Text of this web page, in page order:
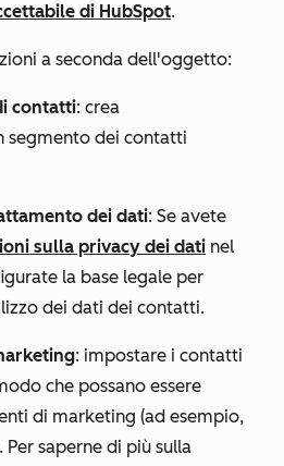
di HubSpot.
a seconda dell'oggetto:
contatti: crea
segmento dei contatti
dei dati: Se avete
sulla privacy dei dati nel
la base legale per
dei dati dei contatti.
: impostare i contatti
che possano essere
di marketing (ad esempio,
saperne di più sulla